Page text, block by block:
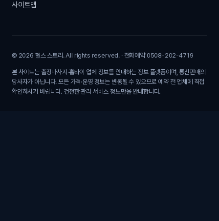
사이트맵
© 2026 헬스 스토리. All rights reserved. · 전화예약 0508-202-4719
본 사이트는 출장마사지·홈타이 업체 정보를 안내하는 정보 플랫폼이며, 통신판매의
당사자가 아닙니다. 모든 가격·운영 정보는 변동될 수 있으므로 예약 전 업체에 직접
확인하시기 바랍니다. 건전한 관리 서비스 정보만을 안내합니다.